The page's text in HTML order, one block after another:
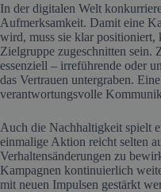
In der digitalen Welt
Aufmerksamkeit. Damit eine
wird, muss sie klar positioniert,
Zielgruppe zugeschnitten sein.
essenziell – irreführende oder
das Vertrauen untergraben.
verantwortungsvolle
Auch die Nachhaltigkeit spielt
einmalige Aktion reicht selten
Verhaltensänderungen zu
Kampagnen kontinuierlich
mit neuen Impulsen gestärkt